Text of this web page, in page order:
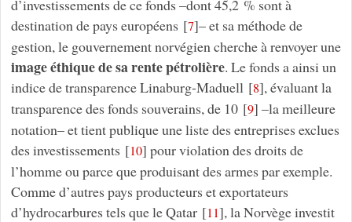
d’investissements de ce fonds –dont 45,2 % sont à
destination de pays européens [7]– et sa méthode de
gestion, le gouvernement norvégien cherche à renvoyer une
image éthique de sa rente pétrolière. Le fonds a ainsi un
indice de transparence Linaburg-Maduell[8], évaluant la
transparence des fonds souverains, de 10[9] –la meilleure
notation– et tient publique une liste des entreprises exclues
des investissements [10] pour violation des droits de
l’homme ou parce que produisant des armes par exemple.
Comme d’autres pays producteurs et exportateurs
d’hydrocarbures tels que le Qatar[11], la Norvège investit